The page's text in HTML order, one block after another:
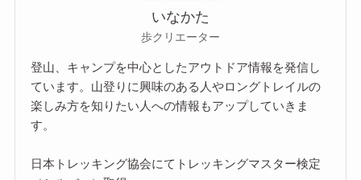
いなかた
歩クリエーター
登山、キャンプを中心としたアウトドア情報を発信し
ています。山登りに興味のある人やロングトレイルの
楽しみ方を知りたい人への情報もアップしていきま
す。
日本トレッキング協会にてトレッキングマスター検定